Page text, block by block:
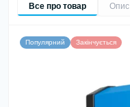
Все про товар Опис
Популярний Закінчується